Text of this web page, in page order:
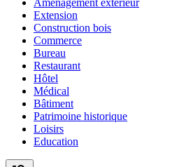
Aménagement extérieur
Extension
Construction bois
Commerce
Bureau
Restaurant
Hôtel
Médical
Bâtiment
Patrimoine historique
Loisirs
Education